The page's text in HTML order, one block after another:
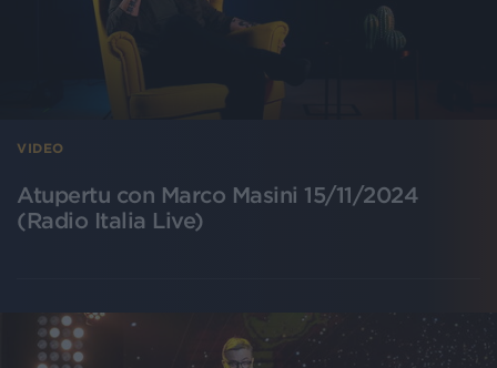
VIDEO
Atupertu con Marco Masini 15/11/2024
(Radio Italia Live)